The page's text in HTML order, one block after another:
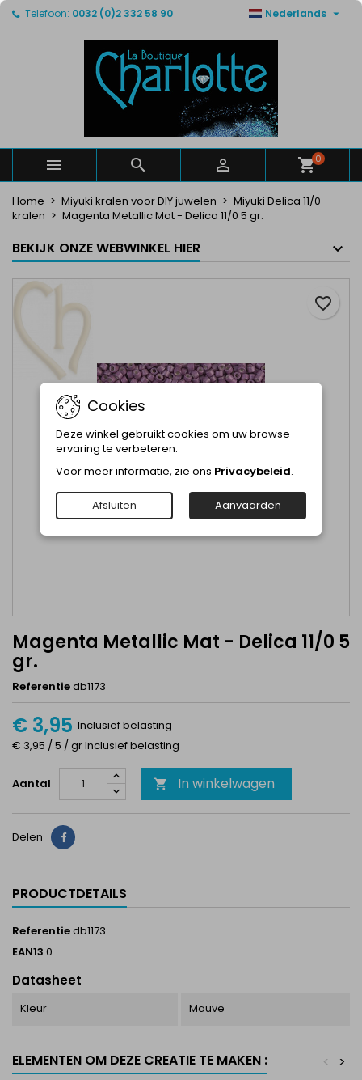
Telefoon: 0032 (0)2 332 58 90 Nederlands 
   0
Home Miyuki kralen voor DIY juwelen
Miyuki Delica 11/0
kralen
Magenta Metallic Mat - Delica 11/0 5 gr.
BEKIJK ONZE WEBWINKEL HIER
Magenta Metallic Mat - Delica 11/0 5
gr.
Referentiedb1173
€ 3,95 Inclusief belasting
€ 3,95 / 5 / gr Inclusief belasting
Aantal  In winkelwagen
favorite_border
Delen Delen
PRODUCTDETAILS
Referentiedb1173
EAN13 0
Datasheet
Kleur Mauve
ELEMENTEN OM DEZE CREATIE TE MAKEN : >
<
Mijn verlanglijsten ×
Maak een lijst
Maak een verlanglijst ×
Verlanglijst naam
Annuleren Maak een verlanglijst
Inloggen ×
U moet ingelogd zijn om producten in uw verlanglijst
Annuleren Inloggen
Cookies
Deze winkel gebruikt cookies om uw browse-
ervaring te verbeteren.
Voor meer informatie, zie ons Privacybeleid.
Afsluiten Aanvaarden